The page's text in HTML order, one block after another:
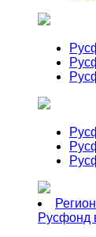
Русфонд